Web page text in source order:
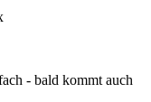
- bald kommt auch